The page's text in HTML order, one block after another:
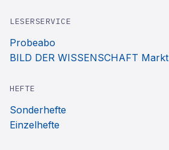
LESERSERVICE
Probeabo
BILD DER WISSENSCHAFT
HEFTE
Sonderhefte
Einzelhefte